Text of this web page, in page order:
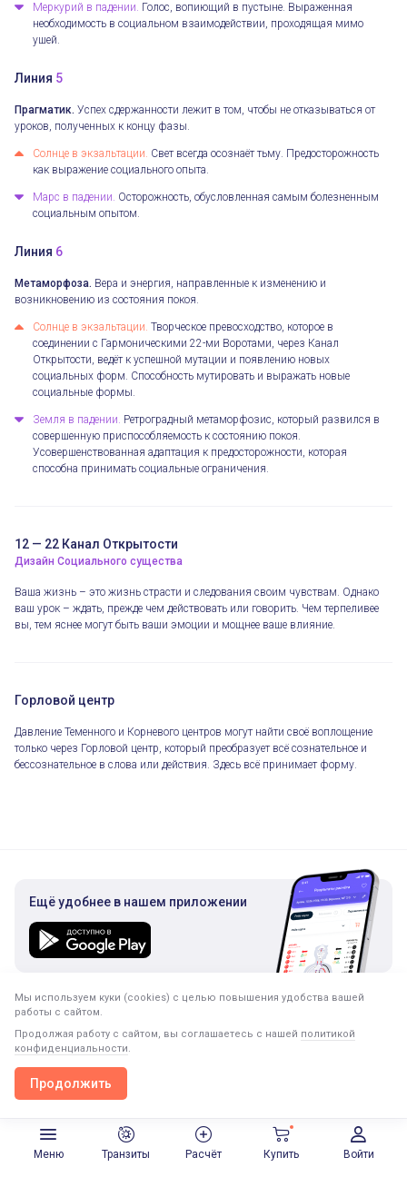
Продолжить в приложении
Меркурий в падении. Голос, вопиющий в пустыне. Выраженная
необходимость в социальном взаимодействии, проходящая мимо
ушей.
Линия 5
Прагматик. Успех сдержанности лежит в том, чтобы не отказываться от
уроков, полученных к концу фазы.
Солнце в экзальтации. Свет всегда осознаёт тьму. Предосторожность
как выражение социального опыта.
Марс в падении. Осторожность, обусловленная самым болезненным
социальным опытом.
Линия 6
Метаморфоза. Вера и энергия, направленные к изменению и
возникновению из состояния покоя.
Солнце в экзальтации. Творческое превосходство, которое в
соединении с Гармоническими 22-ми Воротами, через Канал
Открытости, ведёт к успешной мутации и появлению новых
социальных форм. Способность мутировать и выражать новые
социальные формы.
Земля в падении. Ретроградный метаморфозис, который развился в
совершенную приспособляемость к состоянию покоя.
Усовершенствованная адаптация к предосторожности, которая
способна принимать социальные ограничения.
12 — 22 Канал Открытости
Дизайн Социального существа
Ваша жизнь – это жизнь страсти и следования своим чувствам. Однако
ваш урок – ждать, прежде чем действовать или говорить. Чем терпеливее
вы, тем яснее могут быть ваши эмоции и мощнее ваше влияние.
Горловой центр
Давление Теменного и Корневого центров могут найти своё воплощение
только через Горловой центр, который преобразует всё сознательное и
бессознательное в слова или действия. Здесь всё принимает форму.
Ещё удобнее в нашем приложении
Подписка на рассылку
Меню Транзиты Расчёт Купить Войти
Мы используем куки (cookies) с целью повышения удобства вашей
работы с сайтом.
Продолжая работу с сайтом, вы соглашаетесь с нашей политикой
конфиденциальности.
Продолжить